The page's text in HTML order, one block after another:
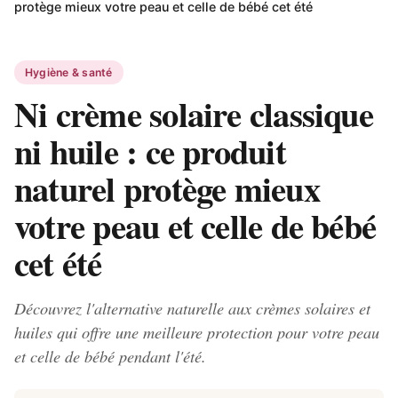
protège mieux votre peau et celle de bébé cet été
Hygiène & santé
Ni crème solaire classique
ni huile : ce produit
naturel protège mieux
votre peau et celle de bébé
cet été
Découvrez l'alternative naturelle aux crèmes solaires et
huiles qui offre une meilleure protection pour votre peau
et celle de bébé pendant l'été.